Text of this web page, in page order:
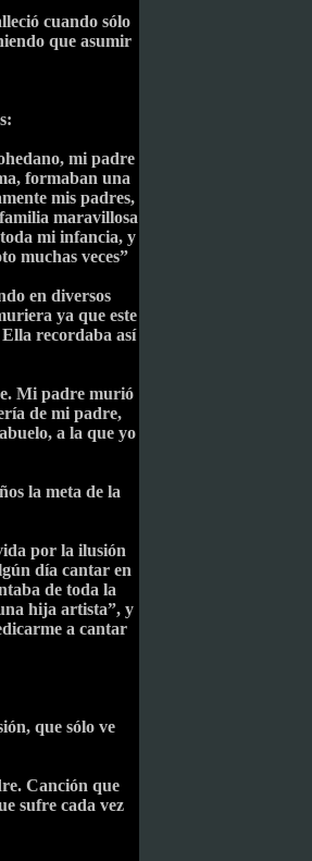
cuando sólo
que asumir
mi padre
formaban una
mis padres,
maravillosa
mi infancia, y
muchas veces”
en diversos
ya que este
recordaba así
Mi padre murió
de mi padre,
a la que yo
la meta de la
por la ilusión
día cantar en
de toda la
hija artista”, y
a cantar
que sólo ve
Canción que
sufre cada vez